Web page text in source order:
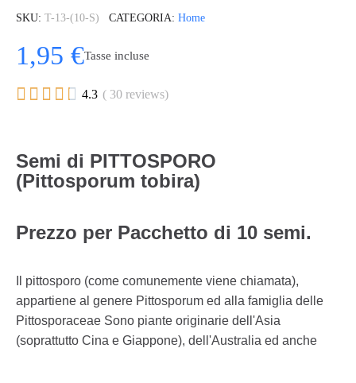
SKU T-13-(10-S) CATEGORIA Home
1,95 €Tasse incluse
     4.3 ( 30 reviews)
Semi di PITTOSPORO
(Pittosporum tobira)
Prezzo per Pacchetto di 10 semi.
Il pittosporo (come comunemente viene chiamata),
appartiene al genere Pittosporum ed alla famiglia delle
Pittosporaceae Sono piante originarie dell'Asia
(soprattutto Cina e Giappone), dell'Australia ed anche